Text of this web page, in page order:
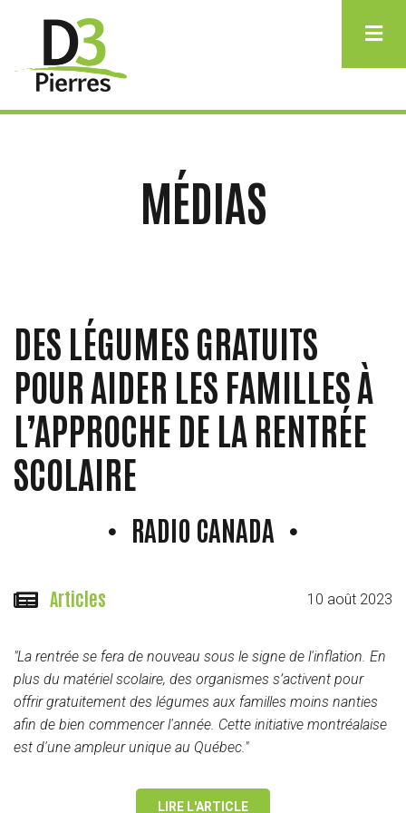
principal
MÉDIAS
DES LÉGUMES GRATUITS
POUR AIDER LES FAMILLES À
L’APPROCHE DE LA RENTRÉE
SCOLAIRE
RADIO CANADA
Articles 10 août 2023
"La rentrée se fera de nouveau sous le signe de l'inflation. En
plus du matériel scolaire, des organismes s’activent pour
offrir gratuitement des légumes aux familles moins nanties
afin de bien commencer l'année. Cette initiative montréalaise
est d'une ampleur unique au Québec."
LIRE L'ARTICLE